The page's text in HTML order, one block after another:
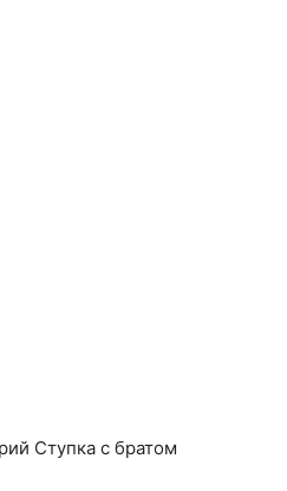
Ступка с братом